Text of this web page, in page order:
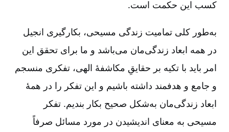
کسب این حکمت است‌.
به‌‌طور کلی تمامیت زندگی مسیحی‌، بکارگیری انجیل
در همه ابعاد زندگی‌مان می‌باشد و ما برای تحقق این
امر باید با تکیه بر حقایقِ مکاشفۀ الهی‌، تفکری منسجم
و جامع و هدفمند داشته باشیم و این تفکر را در همۀ
ابعاد زندگی‌مان به‌شکل صحیح بکار بندیم‌. تفکر
مسیحی به معنای اندیشیدن در مورد مسائل صرفاً